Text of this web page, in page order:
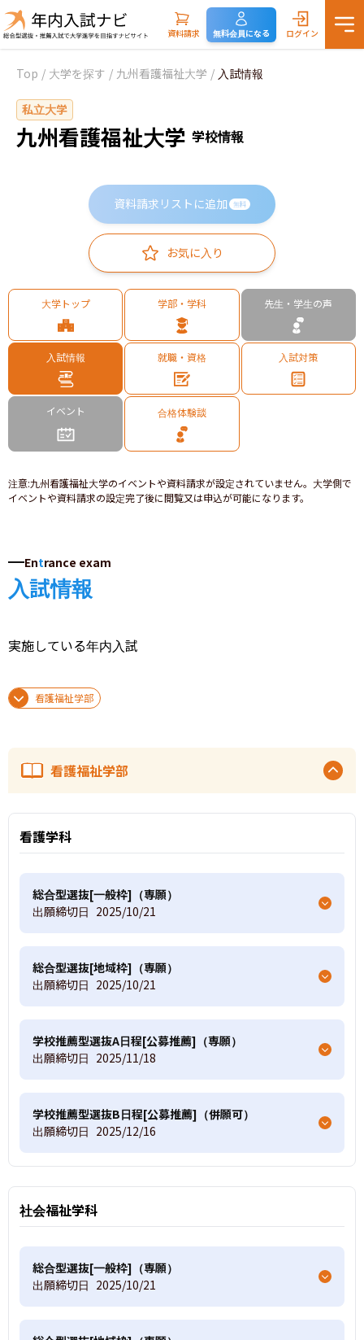
資料請求 無料会員になる ログイン
Top / 大学を探す / 九州看護福祉大学 / 入試情報
私立大学
九州看護福祉大学 学校情報
資料請求リストに追加 無料
お気に入り
大学トップ 学部・学科 先生・学生の声
入試情報 就職・資格 入試対策
イベント 合格体験談
注意:九州看護福祉大学のイベントや資料請求が設定されていません。大学側で
イベントや資料請求の設定完了後に閲覧又は申込が可能になります。
Entrance exam
入試情報
実施している年内入試
看護福祉学部
看護福祉学部
看護学科
総合型選抜[一般枠]（専願）
出願締切日 2025/10/21
総合型選抜[地域枠]（専願）
出願締切日 2025/10/21
学校推薦型選抜A日程[公募推薦]（専願）
出願締切日 2025/11/18
学校推薦型選抜B日程[公募推薦]（併願可）
出願締切日 2025/12/16
社会福祉学科
総合型選抜[一般枠]（専願）
出願締切日 2025/10/21